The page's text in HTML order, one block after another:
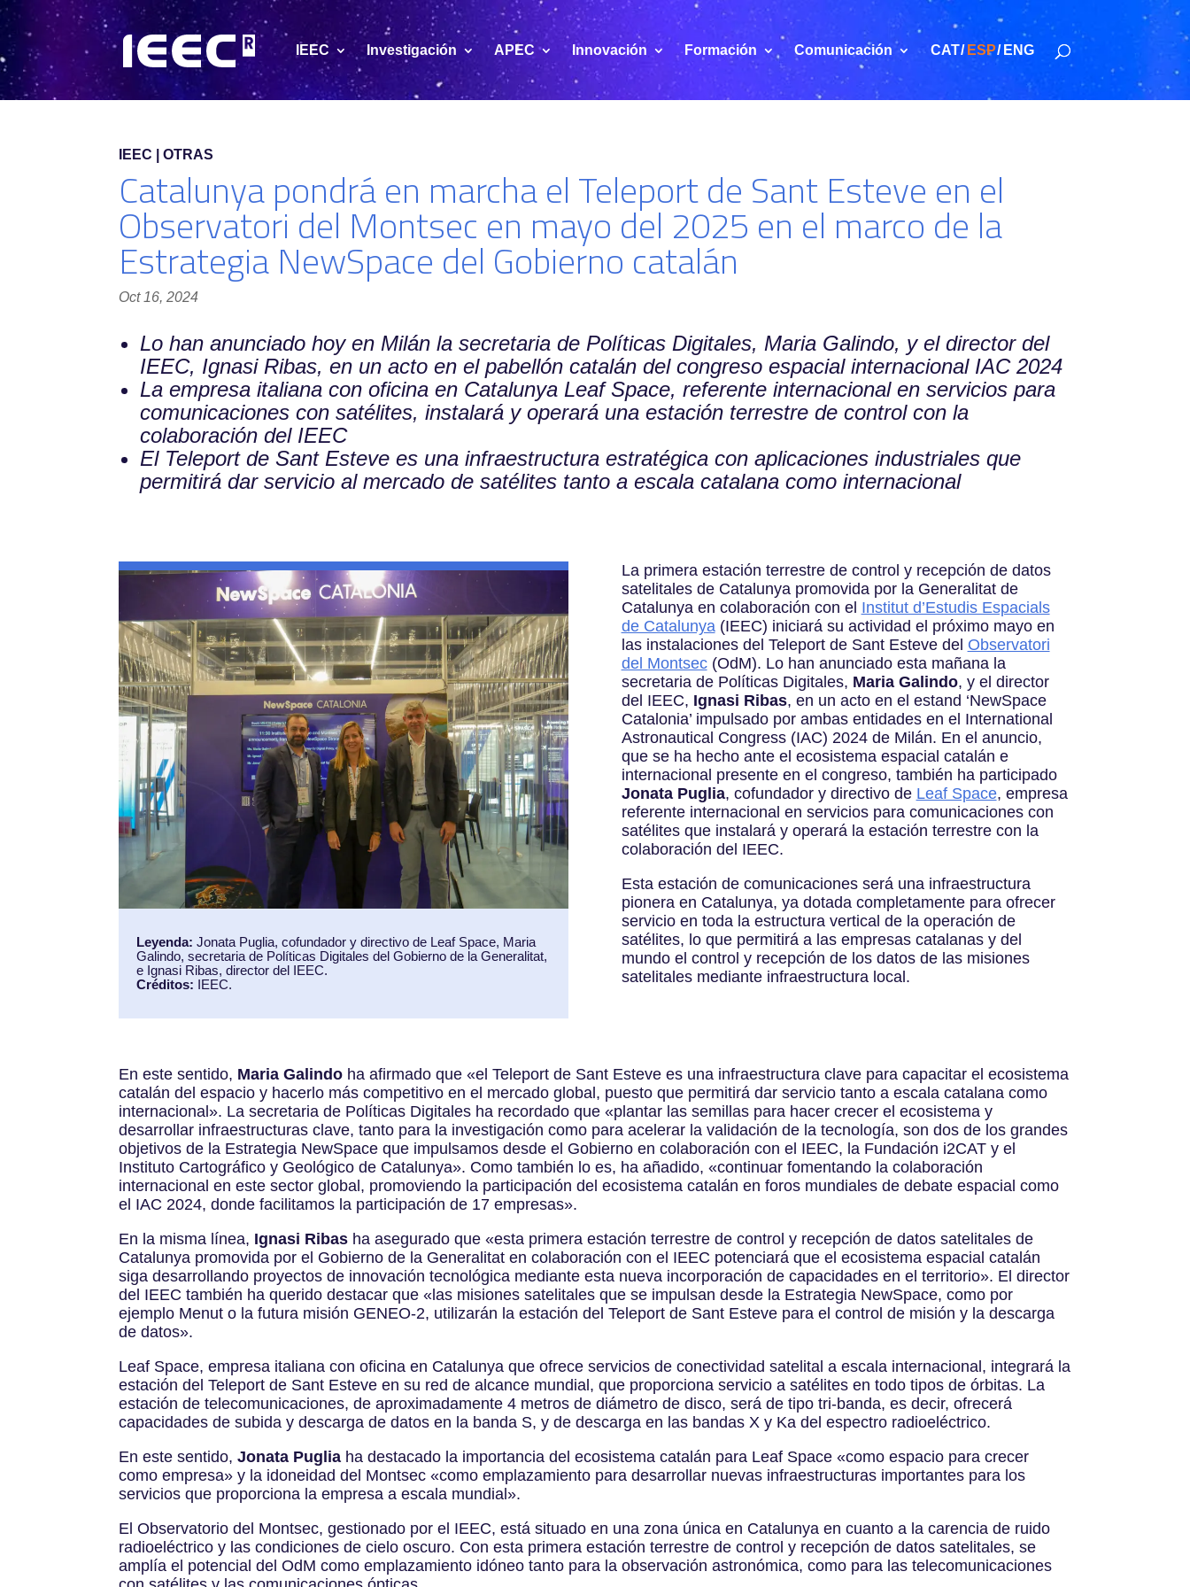
IEEC Investigación APEC Innovación Formación Comunicación CAT ESP ENG
IEEC | OTRAS
Catalunya pondrá en marcha el Teleport de Sant Esteve en el
Observatori del Montsec en mayo del 2025 en el marco de la
Estrategia NewSpace del Gobierno catalán
Oct 16, 2024
Lo han anunciado hoy en Milán la secretaria de Políticas Digitales, Maria Galindo, y el director del
IEEC, Ignasi Ribas, en un acto en el pabellón catalán del congreso espacial internacional IAC 2024
La empresa italiana con oficina en Catalunya Leaf Space, referente internacional en servicios para
comunicaciones con satélites, instalará y operará una estación terrestre de control con la
colaboración del IEEC
El Teleport de Sant Esteve es una infraestructura estratégica con aplicaciones industriales que
permitirá dar servicio al mercado de satélites tanto a escala catalana como internacional
Leyenda: Jonata Puglia, cofundador y directivo de Leaf Space, Maria
Galindo, secretaria de Políticas Digitales del Gobierno de la Generalitat,
e Ignasi Ribas, director del IEEC.
Créditos: IEEC.
La primera estación terrestre de control y recepción de datos
satelitales de Catalunya promovida por la Generalitat de
Catalunya en colaboración con el Institut d’Estudis Espacials
de Catalunya(IEEC) iniciará su actividad el próximo mayo en
las instalaciones del Teleport de Sant Esteve del Observatori
del Montsec(OdM). Lo han anunciado esta mañana la
secretaria de Políticas Digitales, Maria Galindo, y el director
del IEEC, Ignasi Ribas, en un acto en el estand ‘NewSpace
Catalonia’ impulsado por ambas entidades en el International
Astronautical Congress (IAC) 2024 de Milán. En el anuncio,
que se ha hecho ante el ecosistema espacial catalán e
internacional presente en el congreso, también ha participado
Jonata Puglia, cofundador y directivo de Leaf Space, empresa
referente internacional en servicios para comunicaciones con
satélites que instalará y operará la estación terrestre con la
colaboración del IEEC.
Esta estación de comunicaciones será una infraestructura
pionera en Catalunya, ya dotada completamente para ofrecer
servicio en toda la estructura vertical de la operación de
satélites, lo que permitirá a las empresas catalanas y del
mundo el control y recepción de los datos de las misiones
satelitales mediante infraestructura local.
En este sentido, Maria Galindo ha afirmado que «el Teleport de Sant Esteve es una infraestructura clave para capacitar el ecosistema
catalán del espacio y hacerlo más competitivo en el mercado global, puesto que permitirá dar servicio tanto a escala catalana como
internacional». La secretaria de Políticas Digitales ha recordado que «plantar las semillas para hacer crecer el ecosistema y
desarrollar infraestructuras clave, tanto para la investigación como para acelerar la validación de la tecnología, son dos de los grandes
objetivos de la Estrategia NewSpace que impulsamos desde el Gobierno en colaboración con el IEEC, la Fundación i2CAT y el
Instituto Cartográfico y Geológico de Catalunya». Como también lo es, ha añadido, «continuar fomentando la colaboración
internacional en este sector global, promoviendo la participación del ecosistema catalán en foros mundiales de debate espacial como
el IAC 2024, donde facilitamos la participación de 17 empresas».
En la misma línea, Ignasi Ribas ha asegurado que «esta primera estación terrestre de control y recepción de datos satelitales de
Catalunya promovida por el Gobierno de la Generalitat en colaboración con el IEEC potenciará que el ecosistema espacial catalán
siga desarrollando proyectos de innovación tecnológica mediante esta nueva incorporación de capacidades en el territorio». El director
del IEEC también ha querido destacar que «las misiones satelitales que se impulsan desde la Estrategia NewSpace, como por
ejemplo Menut o la futura misión GENEO-2, utilizarán la estación del Teleport de Sant Esteve para el control de misión y la descarga
de datos».
Leaf Space, empresa italiana con oficina en Catalunya que ofrece servicios de conectividad satelital a escala internacional, integrará la
estación del Teleport de Sant Esteve en su red de alcance mundial, que proporciona servicio a satélites en todo tipos de órbitas. La
estación de telecomunicaciones, de aproximadamente 4 metros de diámetro de disco, será de tipo tri-banda, es decir, ofrecerá
capacidades de subida y descarga de datos en la banda S, y de descarga en las bandas X y Ka del espectro radioeléctrico.
En este sentido,Jonata Puglia ha destacado la importancia del ecosistema catalán para Leaf Space «como espacio para crecer
como empresa» y la idoneidad del Montsec «como emplazamiento para desarrollar nuevas infraestructuras importantes para los
servicios que proporciona la empresa a escala mundial».
El Observatorio del Montsec, gestionado por el IEEC, está situado en una zona única en Catalunya en cuanto a la carencia de ruido
radioeléctrico y las condiciones de cielo oscuro. Con esta primera estación terrestre de control y recepción de datos satelitales, se
amplía el potencial del OdM como emplazamiento idóneo tanto para la observación astronómica, como para las telecomunicaciones